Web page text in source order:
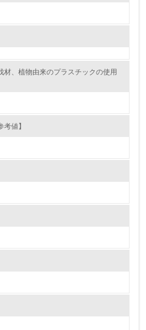
レベル2
に検証して次の活動に活
ムを導入している
材、植物由来のプラスチックの使用
値】